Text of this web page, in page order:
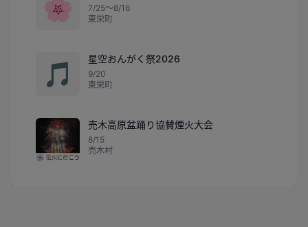
🌸
7/25〜8/16
東栄町
🎵
星空おんがく祭2026
9/20
東栄町
売木高原盆踊り協賛煙火大会
8/15
売木村